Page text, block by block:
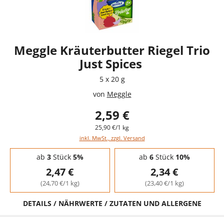
Meggle Kräuterbutter Riegel Trio
Just Spices
5 x 20 g
von Meggle
2,59 €
25,90 €/1 kg
inkl. MwSt., zzgl. Versand
Staffelpreise - Mengenrabatt
ab 3Stück 5%
2,47 €
(24,70 €/1 kg)
ab 6Stück 10%
2,34 €
(23,40 €/1 kg)
DETAILS / NÄHRWERTE / ZUTATEN UND ALLERGENE